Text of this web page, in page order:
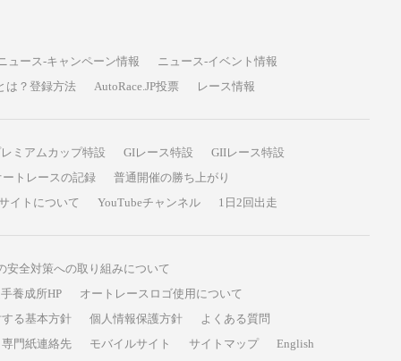
ュース-キャンペーン情報
ニュース-イベント情報
は？登録方法
AutoRace.JP投票 レース情報
ミアムカップ特設 GIレース特設
GIIレース特設
ートレースの記録
普通開催の勝ち上がり
イトについて
YouTubeチャンネル 1日2回出走
安全対策への取り組みについて
養成所HP
オートレースロゴ使用について
る基本方針
個人情報保護方針
よくある質問
専門紙連絡先
モバイルサイト サイトマップ English